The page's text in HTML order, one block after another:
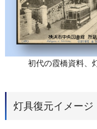
初代の霞橋資料、
灯具復元イメージ